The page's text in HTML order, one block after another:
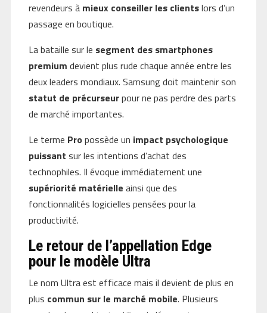
revendeurs à mieux conseiller les clientslors d’un
passage en boutique.
La bataille sur le segment des smartphones
premium devient plus rude chaque année entre les
deux leaders mondiaux. Samsung doit maintenir son
statut de précurseurpour ne pas perdre des parts
de marché importantes.
Le terme Pro possède un impact psychologique
puissant sur les intentions d’achat des
technophiles. Il évoque immédiatement une
supériorité matérielle ainsi que des
fonctionnalités logicielles pensées pour la
productivité.
Le retour de l’appellation Edge
pour le modèle Ultra
Le nom Ultra est efficace mais il devient de plus en
plus commun sur le marché mobile. Plusieurs